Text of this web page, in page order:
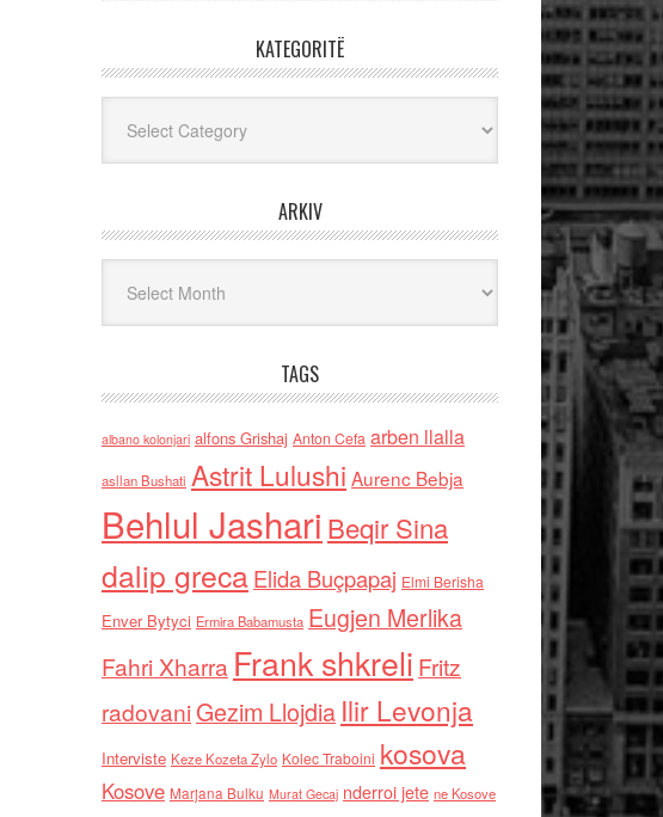
KATEGORITË
ARKIV
TAGS
albano kolonjari alfons Grishaj Anton Cefa arben llalla
asllan Bushati Astrit Lulushi Aurenc Bebja
Behlul Jashari Beqir Sina
dalip grecaElida Buçpapaj Elmi Berisha
Enver Bytyci Ermira Babamusta Eugjen Merlika
Fahri Xharra Frank shkreli Fritz
radovaniGezim Llojdia Ilir Levonja
Interviste Keze Kozeta Zylo Kolec Traboini kosova
Kosove Marjana Bulku Murat Gecaj nderroi jete ne Kosove